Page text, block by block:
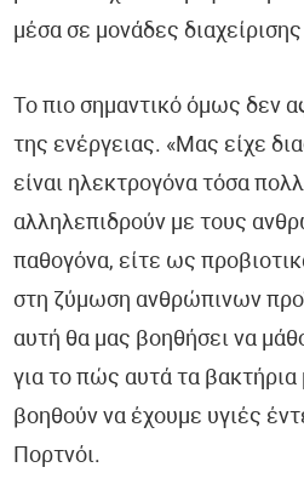
Ορμόνες - HormoneScan®
Κολπικό Μικροβίωμα -
Βιταμίνες & Μικροθρεπτικά
Βαρέα Μέταλλα - Metals &
Υγεία Καρδιάς και Αγγείων -
Παθολογικές Καταστάσεις
μέσα σε μονάδες
Το πιο σημαντικό όμως δεν
της ενέργειας. «Μας είχε
είναι ηλεκτρογόνα τόσα
αλληλεπιδρούν με τους
παθογόνα, είτε ως
στη ζύμωση ανθρώπινων
αυτή θα μας βοηθήσει να
για το πώς αυτά τα
βοηθούν να έχουμε υγιές
Πορτνόι.